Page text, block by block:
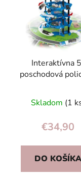
Interaktívna
poschodová
helikoptérou,
autíčkami a
Skladom (1
€34,90
DO KOŠÍKA